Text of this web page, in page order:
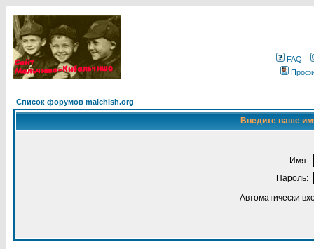
FAQ
Список форумов malchish.org
Введите ваше
Имя:
Пароль:
Автоматически